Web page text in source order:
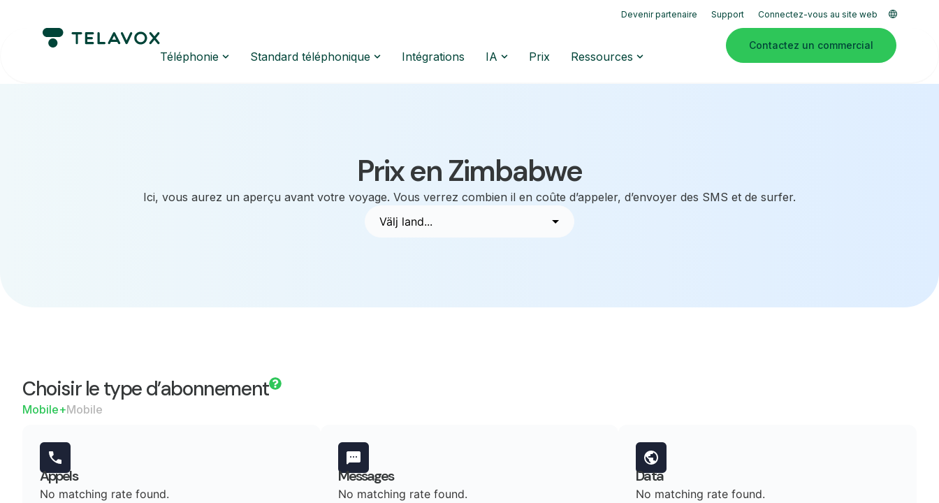
Devenir partenaire Support Connectez-vous au site web
Téléphonie Standard téléphonique Intégrations IA Prix Ressources
Contactez un commercial
Prix en Zimbabwe
Ici, vous aurez un aperçu avant votre voyage. Vous verrez combien il en coûte d’appeler, d’envoyer des SMS et de surfer.
Choisir le type d’abonnement
Mobile+Mobile
Appels
No matching rate found.
Messages
No matching rate found.
Data
No matching rate found.